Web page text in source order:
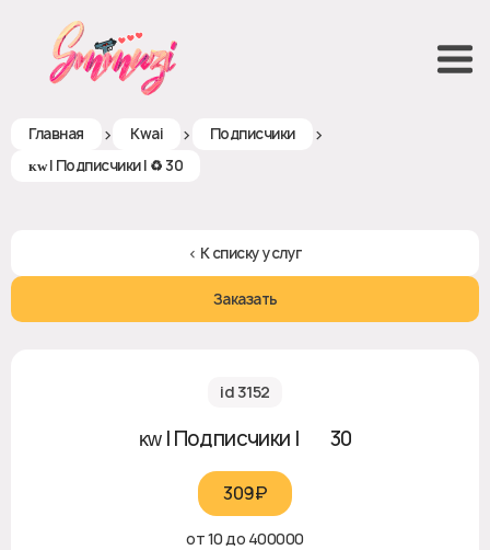
Главная > Kwai > Подписчики >
ᴋᴡ | Подписчики | ♻ 30
< К списку услуг
Заказать
id 3152
ᴋᴡ | Подписчики | ♻ 30
309₽‎
от 10 до 400000